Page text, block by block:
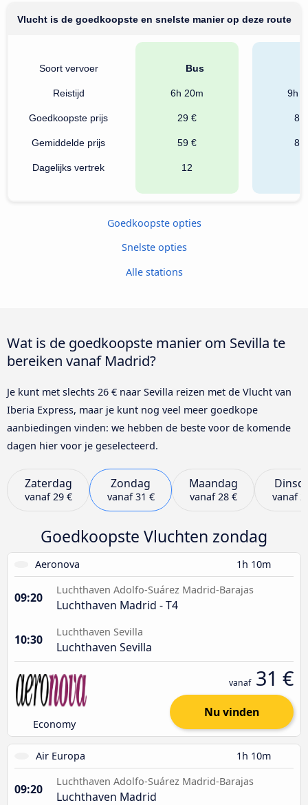
Vlucht is de goedkoopste en snelste manier op deze route
Soort vervoer
Reistijd
Goedkoopste prijs
Gemiddelde prijs
Dagelijks vertrek
Bus
6h 20m
29 €
59 €
12
9h
87
87
Goedkoopste opties
Snelste opties
Alle stations
Wat is de goedkoopste manier om Sevilla te
bereiken vanaf Madrid?
Je kunt met slechts 26 € naar Sevilla reizen met de Vlucht van
Iberia Express, maar je kunt nog veel meer goedkope
aanbiedingen vinden: we hebben de beste voor de komende
dagen hier voor je geselecteerd.
Zaterdag
vanaf 29 €
Zondag
vanaf31 €
Maandag
vanaf 28 € vanaf
Goedkoopste Vluchten zondag
Aeronova 1h 10m
09:20
Luchthaven Adolfo-Suárez Madrid-Barajas
Luchthaven Madrid - T4
10:30
Luchthaven Sevilla
Luchthaven Sevilla
Economy
vanaf 31 €
Nu vinden
Air Europa 1h 10m
09:20
Luchthaven Adolfo-Suárez Madrid-Barajas
Luchthaven Madrid